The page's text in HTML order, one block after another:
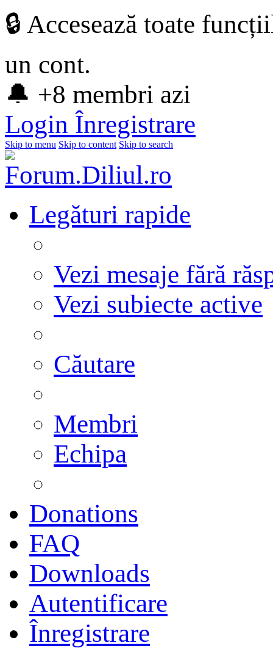
🔒 Accesează toate
un cont.
🔔 +8 membri azi
Login Înregistrare
Skip to menu Skip to content Skip to search
Legături rapide
Vezi mesaje fără
Vezi subiecte active
Căutare
Membri
Echipa
Donations
FAQ
Downloads
Autentificare
Înregistrare